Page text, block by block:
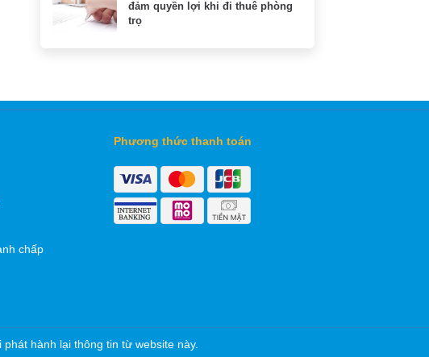
đảm quyền lợi khi đi thuê phòng
trọ
chấp
Phương thức thanh toán
hành lại thông tin từ website này.